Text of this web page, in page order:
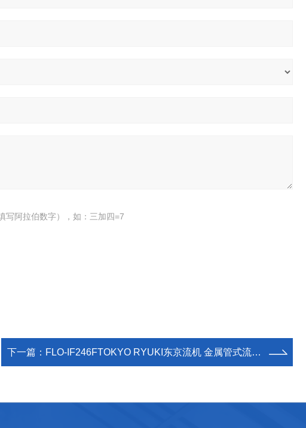
写阿拉伯数字），如：三加四=7
下一篇： FLO-IF246FTOKYO RYUKI东京流机 金属管式流量计 全新